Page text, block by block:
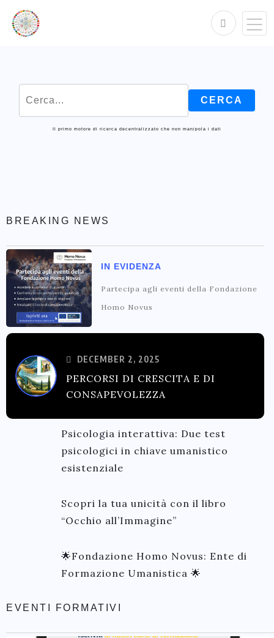
Il primo motore di ricerca decentralizzato che non manipola i dati
BREAKING NEWS
IN EVIDENZA
Partecipa agli eventi della Fondazione
Homo Novus
DECEMBER 2, 2025
PERCORSI DI CRESCITA E DI
CONSAPEVOLEZZA
Psicologia interattiva: Due test
psicologici in chiave umanistico
esistenziale
Scopri la tua unicità con il libro
“Occhio all’Immagine”
🌟Fondazione Homo Novus: Ente di
Formazione Umanistica 🌟
EVENTI FORMATIVI